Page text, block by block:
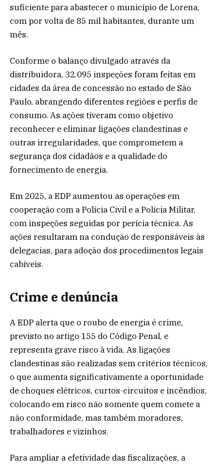
suficiente para abastecer o município de Lorena,
com por volta de 85 mil habitantes, durante um
mês.
Conforme o balanço divulgado através da
distribuidora, 32.095 inspeções foram feitas em
cidades da área de concessão no estado de São
Paulo, abrangendo diferentes regiões e perfis de
consumo. As ações tiveram como objetivo
reconhecer e eliminar ligações clandestinas e
outras irregularidades, que comprometem a
segurança dos cidadãos e a qualidade do
fornecimento de energia.
Em 2025, a EDP aumentou as operações em
cooperação com a Polícia Civil e a Polícia Militar,
com inspeções seguidas por perícia técnica. As
ações resultaram na condução de responsáveis às
delegacias, para adoção dos procedimentos legais
cabíveis.
Crime e denúncia
A EDP alerta que o roubo de energia é crime,
previsto no artigo 155 do Código Penal, e
representa grave risco à vida. As ligações
clandestinas são realizadas sem critérios técnicos,
o que aumenta significativamente a oportunidade
de choques elétricos, curtos-circuitos e incêndios,
colocando em risco não somente quem comete a
não conformidade, mas também moradores,
trabalhadores e vizinhos.
Para ampliar a efetividade das fiscalizações, a